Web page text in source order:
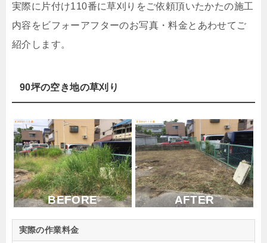
実際に片付け110番に草刈りをご依頼頂いたかたの施工
内容をビフォーアフターのお写真・料金とあわせてご
紹介します。
90坪の空き地の草刈り
BEFORE AFTER
実際の作業料金